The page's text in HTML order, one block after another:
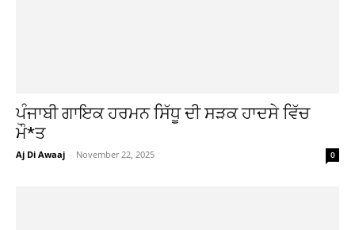
ਪੰਜਾਬੀ ਗਾਇਕ ਹਰਮਨ ਸਿੱਧੂ ਦੀ ਸੜਕ ਹਾਦਸੇ ਵਿੱਚ
ਮੌ*ਤ
Aj Di Awaaj - November 22, 2025 0